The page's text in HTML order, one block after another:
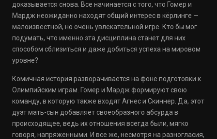
доказывается снова. Все начинается с того, что Гомер и
Мардж неожиданно находят общий интерес в кёрлинге —
малоизвестной, но очень увлекательной игре. Кто бы мог
подумать, что именно эта дисциплина станет для них
способом сблизиться и даже добиться успеха на мировом
уровне?
Комичная история разворачивается на фоне подготовки к
Олимпийским играм. Гомер и Мардж формируют свою
команду, в которую также входят Агнес и Скиннер. Да, этот
дуэт мать-сын добавляет своеобразного абсурда в
происходящее, ведь их отношения всегда были, мягко
говоря, напряженными. И все же, несмотря на разногласия,